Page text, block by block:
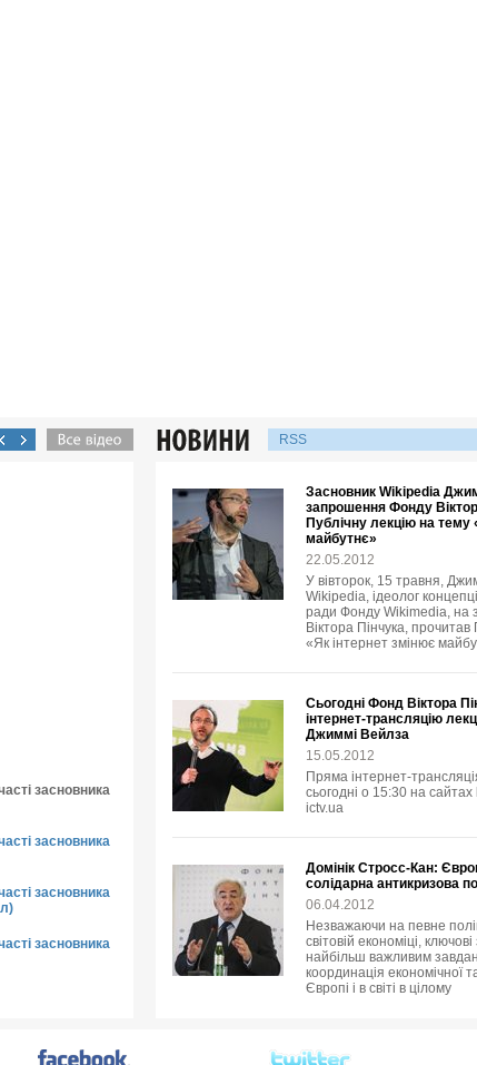
засновника
засновника
засновника
засновника
RSS
Засновник Wikipedia
запрошення Фонду
Публічну лекцію на тему
майбутнє»
22.05.2012
У вівторок, 15 травня,
Wikipedia, ідеолог
ради Фонду Wikimedia, на
Віктора Пінчука,
«Як інтернет змінює
Сьогодні Фонд Віктора
інтернет-трансляцію
Джиммі Вейлза
15.05.2012
Пряма інтернет-
сьогодні о 15:30 на
ictv.ua
Домінік Стросс-Кан:
солідарна антикризова
06.04.2012
Незважаючи на певне
світовій економіці,
найбільш важливим
координація економічної
Європі і в світі в цілому